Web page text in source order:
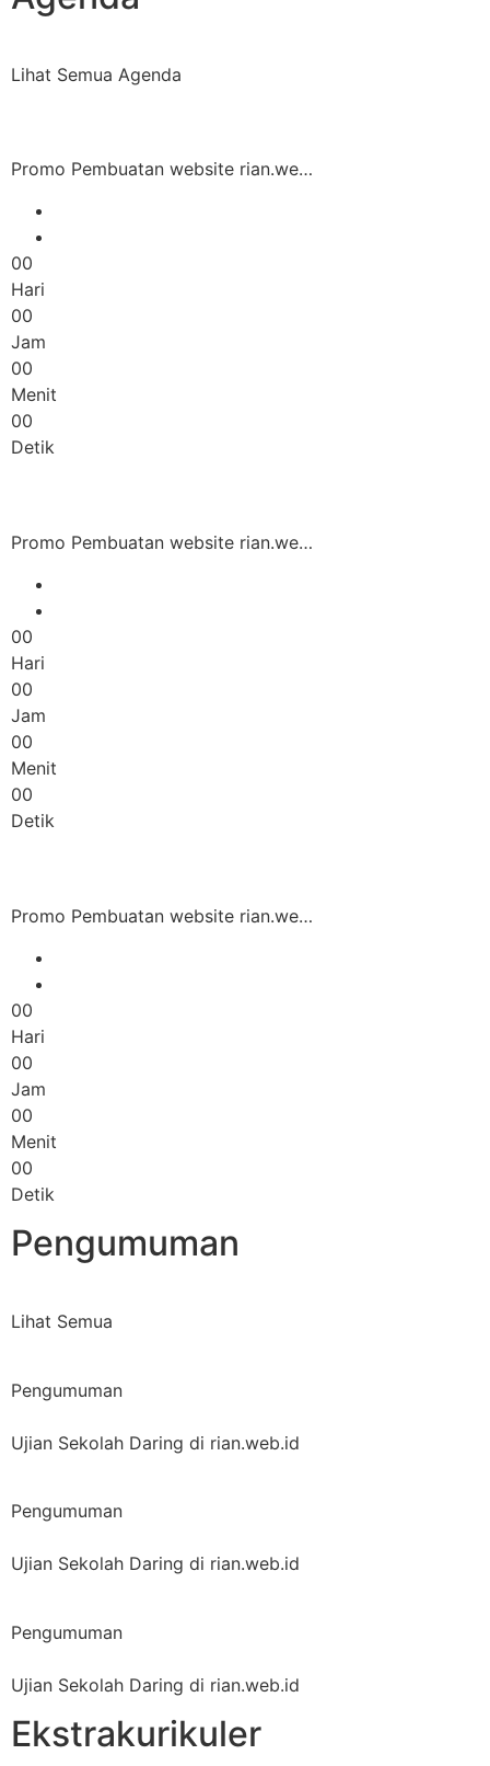
Lihat Semua Agenda
Promo Pembuatan website rian.we…
00
Hari
00
Jam
00
Menit
00
Detik
Promo Pembuatan website rian.we…
00
Hari
00
Jam
00
Menit
00
Detik
Promo Pembuatan website rian.we…
00
Hari
00
Jam
00
Menit
00
Detik
Pengumuman
Lihat Semua
Pengumuman
Ujian Sekolah Daring di rian.web.id
Pengumuman
Ujian Sekolah Daring di rian.web.id
Pengumuman
Ujian Sekolah Daring di rian.web.id
Ekstrakurikuler